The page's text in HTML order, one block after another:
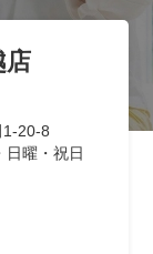
店
1-20-8
曜・祝日